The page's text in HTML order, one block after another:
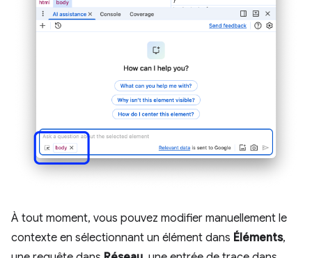
À tout moment, vous pouvez modifier manuellement le
contexte en sélectionnant un élément dans Éléments,